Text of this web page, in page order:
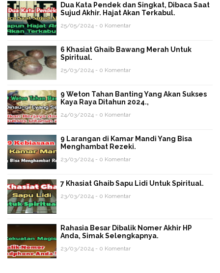
Dua Kata Pendek dan Singkat, Dibaca Saat
Sujud Akhir. Hajat Akan Terkabul.
25/05/2024 - 0 Komentar
6 Khasiat Ghaib Bawang Merah Untuk
Spiritual.
25/03/2024 - 0 Komentar
9 Weton Tahan Banting Yang Akan Sukses
Kaya Raya Ditahun 2024.,
24/03/2024 - 0 Komentar
9 Larangan di Kamar Mandi Yang Bisa
Menghambat Rezeki.
23/03/2024 - 0 Komentar
7 Khasiat Ghaib Sapu Lidi Untuk Spiritual.
23/03/2024 - 0 Komentar
Rahasia Besar Dibalik Nomer Akhir HP
Anda, Simak Selengkapnya.
23/03/2024 - 0 Komentar